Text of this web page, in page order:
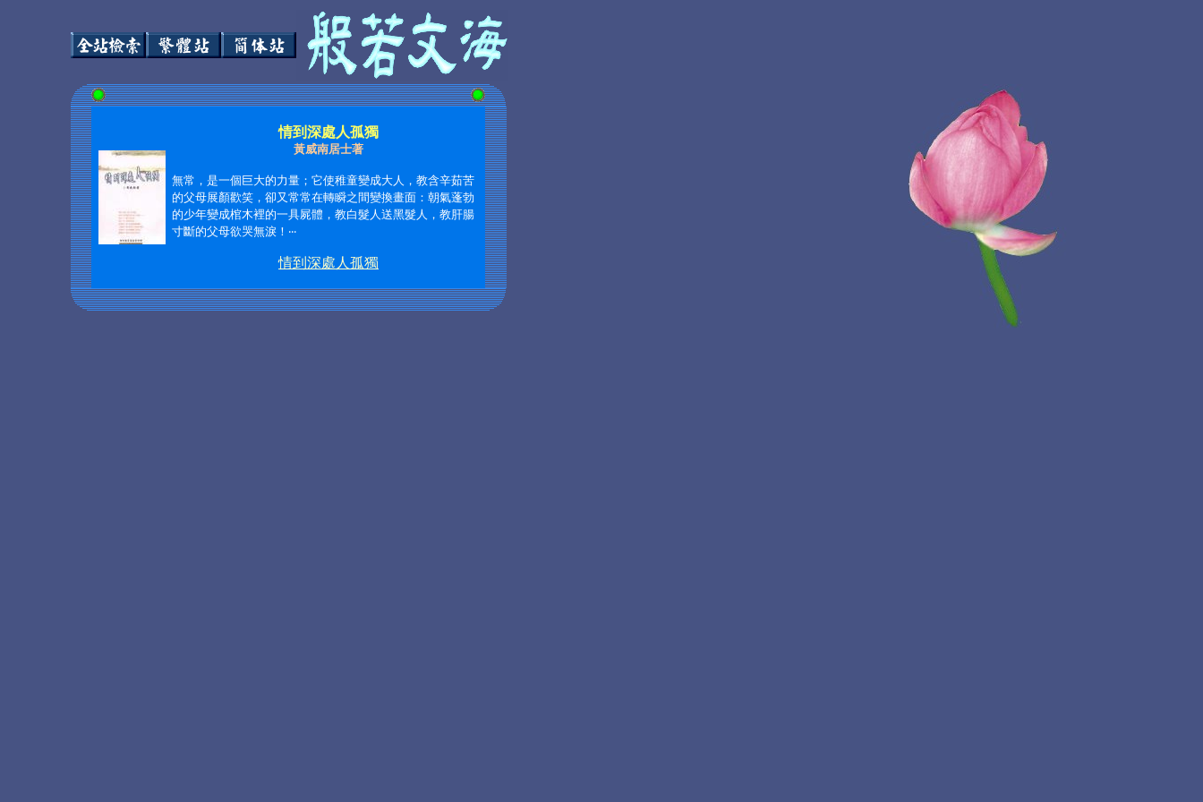
情到深處人孤獨
黃威南居士著
無常，是一個巨大的力量；它使稚童變成大人，教含辛茹苦
的父母展顏歡笑，卻又常常在轉瞬之間變換畫面：朝氣蓬勃
的少年變成棺木裡的一具屍體，教白髮人送黑髮人，教肝腸
寸斷的父母欲哭無淚！‧‧‧
情到深處人孤獨